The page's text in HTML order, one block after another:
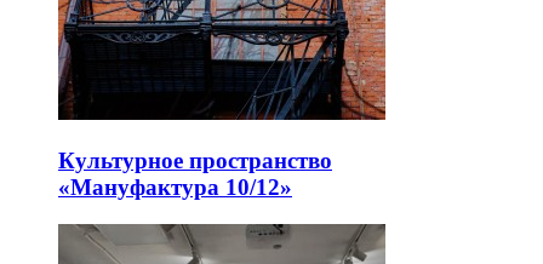
Культурное пространство
«Мануфактура 10/12»